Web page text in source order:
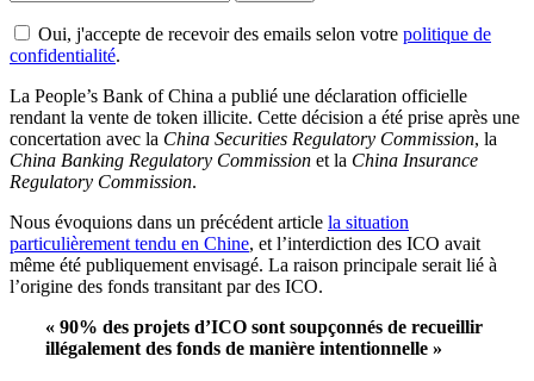
Oui, j'accepte de recevoir des emails selon votre politique de
confidentialité.
La People’s Bank of China a publié une déclaration officielle
rendant la vente de token illicite. Cette décision a été prise après une
concertation avec la China Securities Regulatory Commission, la
China Banking Regulatory Commission et la China Insurance
Regulatory Commission.
Nous évoquions dans un précédent article la situation
particulièrement tendu en Chine, et l’interdiction des ICO avait
même été publiquement envisagé. La raison principale serait lié à
l’origine des fonds transitant par des ICO.
« 90% des projets d’ICO sont soupçonnés de recueillir
illégalement des fonds de manière intentionnelle »